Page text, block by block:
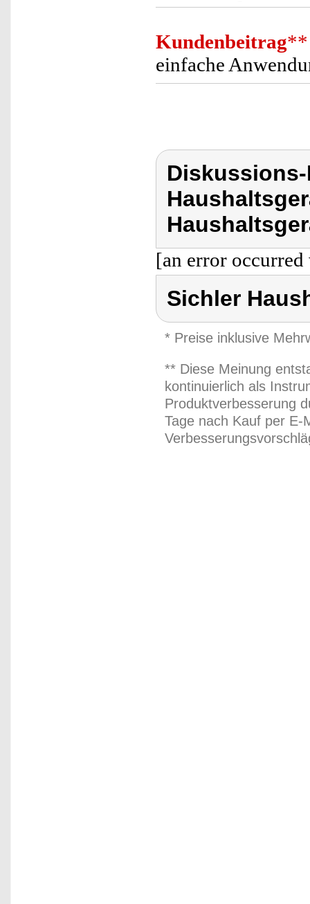
Kundenbeitrag**
einfache
[an error
Sichler
* Preise inklusive
** Diese Meinung
kontinuierlich als
Produktverbesserung
Tage nach Kauf per E-